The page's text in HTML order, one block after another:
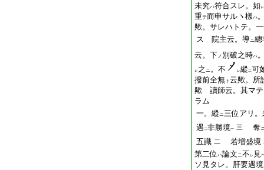
未究ハ符合スレ。如 レ
重テ而申サルヽ樣ハ
歟。サレハトテ。
ス 院主云。導ニ總
云。下ノ 別破之時ハ
レ之 ニ。不 レ縱 二可
撥前全無 ト 云歟。所
歟 讀師云。 其マ
ラム
一。縱ニ三位アリ
遇 二非勝境一 三 奪
五識 二 若増盛境
第二位 ハ論文ニ不 レ 見
ソ見タレ。肝要遇境